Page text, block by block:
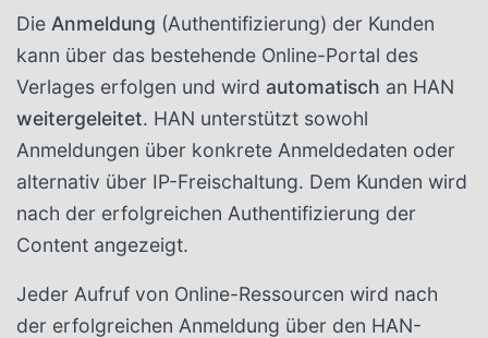
Die Anmeldung (Authentifizierung) der Kunden
kann über das bestehende Online-Portal des
Verlages erfolgen und wird automatisch an HAN
weitergeleitet. HAN unterstützt sowohl
Anmeldungen über konkrete Anmeldedaten oder
alternativ über IP-Freischaltung. Dem Kunden wird
nach der erfolgreichen Authentifizierung der
Content angezeigt.
Jeder Aufruf von Online-Ressourcen wird nach
der erfolgreichen Anmeldung über den HAN-